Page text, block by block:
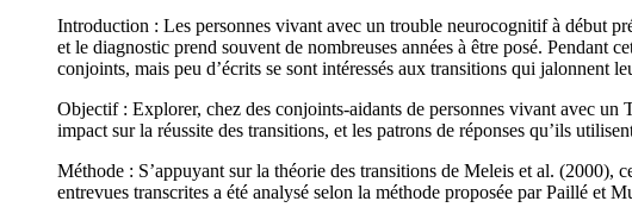
Introduction : Les personnes vivant avec un trouble neurocognitif à début
et le diagnostic prend souvent de nombreuses années à être posé. Pendant
conjoints, mais peu d’écrits se sont intéressés aux transitions qui jalonnent
Objectif : Explorer, chez des conjoints-aidants de personnes vivant avec
impact sur la réussite des transitions, et les patrons de réponses qu’ils
Méthode : S’appuyant sur la théorie des transitions de Meleis et al. (2000),
entrevues transcrites a été analysé selon la méthode proposée par Paillé et